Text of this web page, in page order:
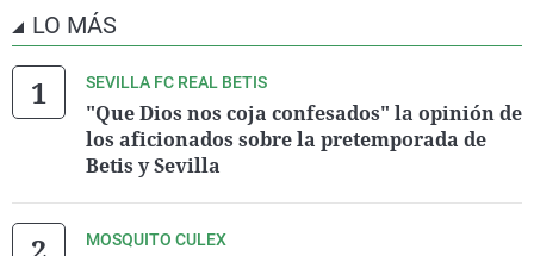
LO MÁS
SEVILLA FC REAL BETIS
"Que Dios nos coja confesados" la opinión de
los aficionados sobre la pretemporada de
Betis y Sevilla
MOSQUITO CULEX